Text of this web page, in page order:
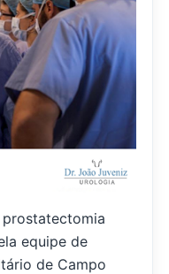
equipe de
de Campo